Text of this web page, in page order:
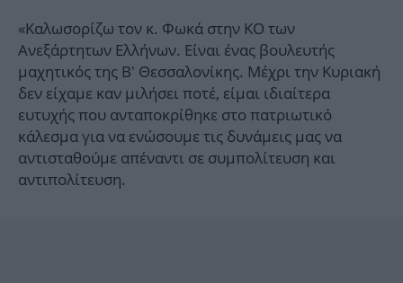
«Καλωσορίζω τον κ. Φωκά στην ΚΟ των
Ανεξάρτητων Ελλήνων. Είναι ένας βουλευτής
μαχητικός της Β' Θεσσαλονίκης. Μέχρι την Κυριακή
δεν είχαμε καν μιλήσει ποτέ, είμαι ιδιαίτερα
ευτυχής που ανταποκρίθηκε στο πατριωτικό
κάλεσμα για να ενώσουμε τις δυνάμεις μας να
αντισταθούμε απέναντι σε συμπολίτευση και
αντιπολίτευση.